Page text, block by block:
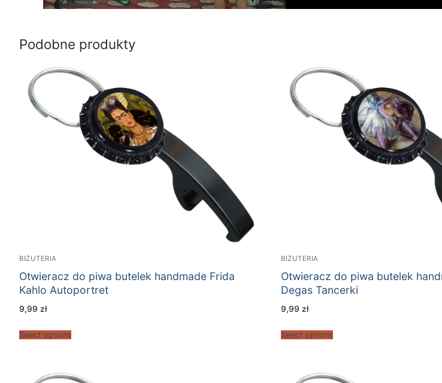
Podobne produkty
BIŻUTERIA
Otwieracz do piwa butelek handmade Frida
Kahlo Autoportret
9,99 zł
Select options
BIŻUTERIA
Otwieracz do piwa butelek
Degas Tancerki
9,99 zł
Select options